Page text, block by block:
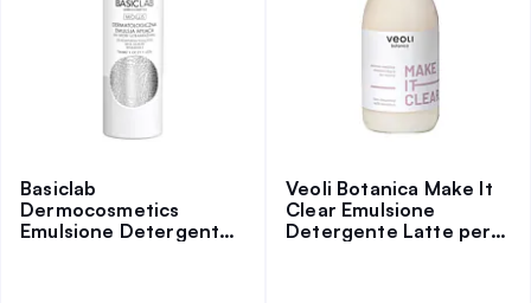
Basiclab
Dermocosmetics
Emulsione Detergente
Veoli Botanica Make It
Clear Emulsione
Detergente Latte per il